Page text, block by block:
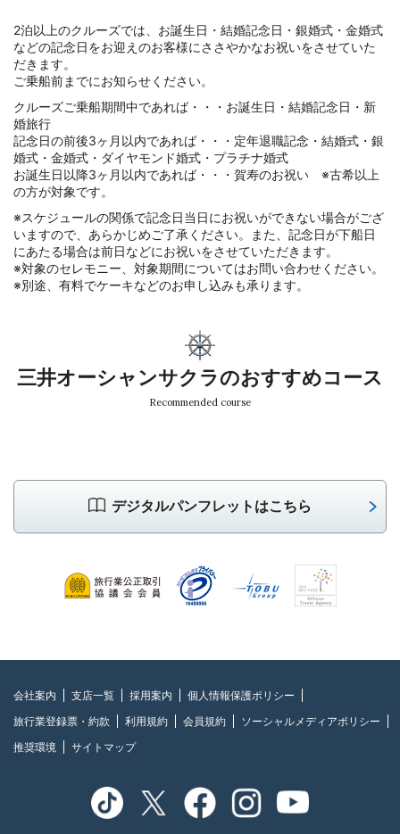
2泊以上のクルーズでは、お誕生日・結婚記念日・銀婚式・金婚式
などの記念日をお迎えのお客様にささやかなお祝いをさせていた
だきます。
ご乗船前までにお知らせください。
クルーズご乗船期間中であれば・・・お誕生日・結婚記念日・新
婚旅行
記念日の前後3ヶ月以内であれば・・・定年退職記念・結婚式・銀
婚式・金婚式・ダイヤモンド婚式・プラチナ婚式
お誕生日以降3ヶ月以内であれば・・・賀寿のお祝い ※古希以上
の方が対象です。
※スケジュールの関係で記念日当日にお祝いができない場合がござ
いますので、あらかじめご了承ください。また、記念日が下船日
にあたる場合は前日などにお祝いをさせていただきます。
※対象のセレモニー、対象期間についてはお問い合わせください。
※別途、有料でケーキなどのお申し込みも承ります。
三井オーシャンサクラのおすすめコース
Recommended course
デジタルパンフレットはこちら
会社案内 支店一覧 採用案内
個人情報保護ポリシー
旅行業登録票・約款
利用規約 会員規約
ソーシャルメディアポリシー
推奨環境
サイトマップ